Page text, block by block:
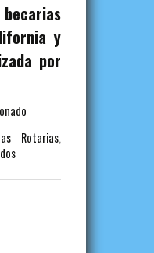
y
por
Rotarias,